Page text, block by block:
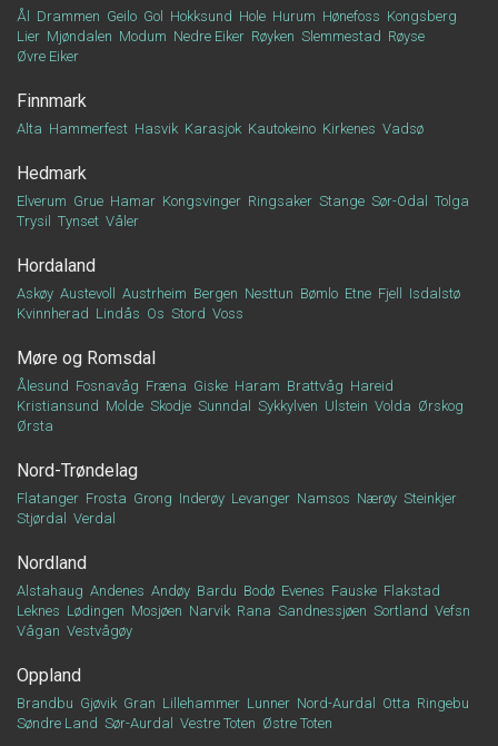
Ål Drammen Geilo Gol Hokksund Hole Hurum Hønefoss Kongsberg
Lier Mjøndalen Modum Nedre Eiker Røyken Slemmestad Røyse
Øvre Eiker
Finnmark
Alta Hammerfest Hasvik Karasjok Kautokeino Kirkenes Vadsø
Hedmark
Elverum Grue Hamar Kongsvinger Ringsaker Stange Sør-Odal
Tolga
Trysil
Tynset Våler
Hordaland
Askøy Austevoll Austrheim Bergen Nesttun Bømlo Etne Fjell
Isdalstø
Kvinnherad Lindås Os Stord Voss
Møre og Romsdal
Ålesund Fosnavåg Fræna Giske Haram Brattvåg Hareid
Kristiansund Molde Skodje Sunndal Sykkylven Ulstein Volda Ørskog
Ørsta
Nord-Trøndelag
Flatanger Frosta Grong Inderøy Levanger Namsos Nærøy Steinkjer
Stjørdal
Verdal
Nordland
Alstahaug Andenes Andøy Bardu Bodø Evenes Fauske Flakstad
Leknes Lødingen Mosjøen Narvik Rana Sandnessjøen Sortland Vefsn
Vågan Vestvågøy
Oppland
Brandbu Gjøvik Gran Lillehammer Lunner Nord-Aurdal Otta Ringebu
Søndre Land Sør-Aurdal Vestre Toten Østre Toten